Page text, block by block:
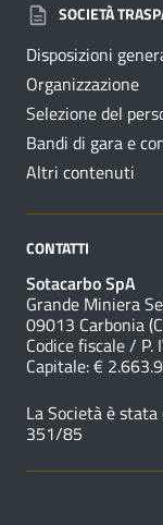
SOCIETÀ
Disposizioni
Organizzazione
Selezione del
Bandi di gara e
Altri contenuti
CONTATTI
Sotacarbo SpA
Grande Miniera
09013 Carbonia
Codice fiscale /
Capitale: €
La Società è
351/85